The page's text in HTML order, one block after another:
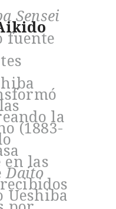
Sensei
fuente
la
(1883-
en las
Daito
recibidos
Ueshiba